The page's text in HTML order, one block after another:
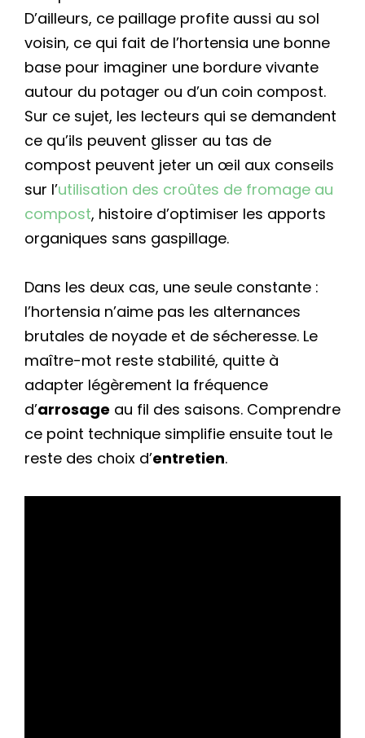
D’ailleurs, ce paillage profite aussi au sol
voisin, ce qui fait de l’hortensia une bonne
base pour imaginer une bordure vivante
autour du potager ou d’un coin compost.
Sur ce sujet, les lecteurs qui se demandent
ce qu’ils peuvent glisser au tas de
compost peuvent jeter un œil aux conseils
sur l’utilisation des croûtes de fromage au
compost, histoire d’optimiser les apports
organiques sans gaspillage.
Dans les deux cas, une seule constante :
l’hortensia n’aime pas les alternances
brutales de noyade et de sécheresse. Le
maître-mot reste stabilité, quitte à
adapter légèrement la fréquence
d’arrosage au fil des saisons. Comprendre
ce point technique simplifie ensuite tout le
reste des choix d’entretien.